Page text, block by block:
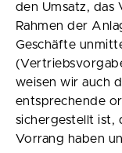
den Umsatz, das
Rahmen der
Geschäfte
weisen wir auch
entsprechende
sichergestellt ist,
Vorrang haben